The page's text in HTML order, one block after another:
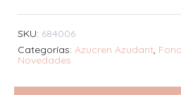
SKU: 684006
Categorías: Azucren Azudant,
Novedades